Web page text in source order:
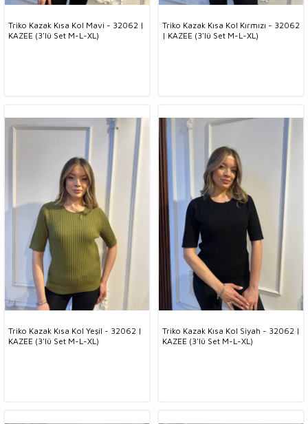
Triko Kazak Kısa Kol Mavi - 32062 |
KAZEE (3'lü Set M-L-XL)
Triko Kazak Kısa Kol Kırmızı - 32062
| KAZEE (3'lü Set M-L-XL)
Triko Kazak Kısa Kol Yeşil - 32062 |
KAZEE (3'lü Set M-L-XL)
Triko Kazak Kısa Kol Siyah - 32062 |
KAZEE (3'lü Set M-L-XL)